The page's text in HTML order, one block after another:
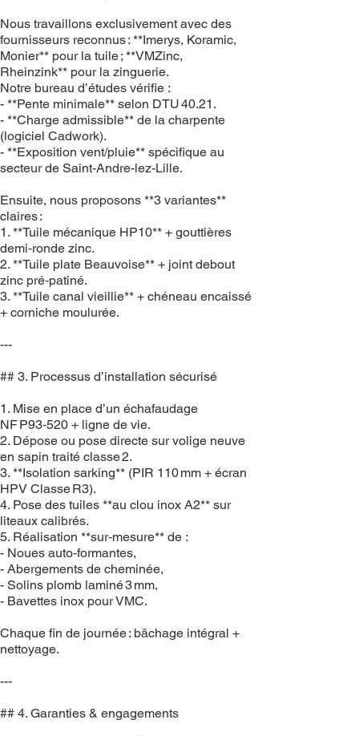
Nous travaillons exclusivement avec des
fournisseurs reconnus : **Imerys, Koramic,
Monier** pour la tuile ; **VMZinc,
Rheinzink** pour la zinguerie.
Notre bureau d’études vérifie :
- **Pente minimale** selon DTU 40.21.
- **Charge admissible** de la charpente
(logiciel Cadwork).
- **Exposition vent/pluie** spécifique au
secteur de Saint-Andre-lez-Lille.
Ensuite, nous proposons **3 variantes**
claires :
1. **Tuile mécanique HP10** + gouttières
demi‑ronde zinc.
2. **Tuile plate Beauvoise** + joint debout
zinc pré‑patiné.
3. **Tuile canal vieillie** + chéneau encaissé
+ corniche moulurée.
---
## 3. Processus d’installation sécurisé
1. Mise en place d’un échafaudage
NF P93‑520 + ligne de vie.
2. Dépose ou pose directe sur volige neuve
en sapin traité classe 2.
3. **Isolation sarking** (PIR 110 mm + écran
HPV Classe R3).
4. Pose des tuiles **au clou inox A2** sur
liteaux calibrés.
5. Réalisation **sur‑mesure** de :
- Noues auto‑formantes,
- Abergements de cheminée,
- Solins plomb laminé 3 mm,
- Bavettes inox pour VMC.
Chaque fin de journée : bâchage intégral +
nettoyage.
---
## 4. Garanties & engagements